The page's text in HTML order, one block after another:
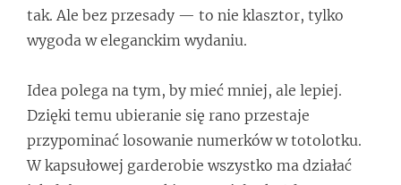
tak. Ale bez przesady — to nie klasztor, tylko
wygoda w eleganckim wydaniu.
Idea polega na tym, by mieć mniej, ale lepiej.
Dzięki temu ubieranie się rano przestaje
przypominać losowanie numerków w totolotku.
W kapsułowej garderobie wszystko ma działać